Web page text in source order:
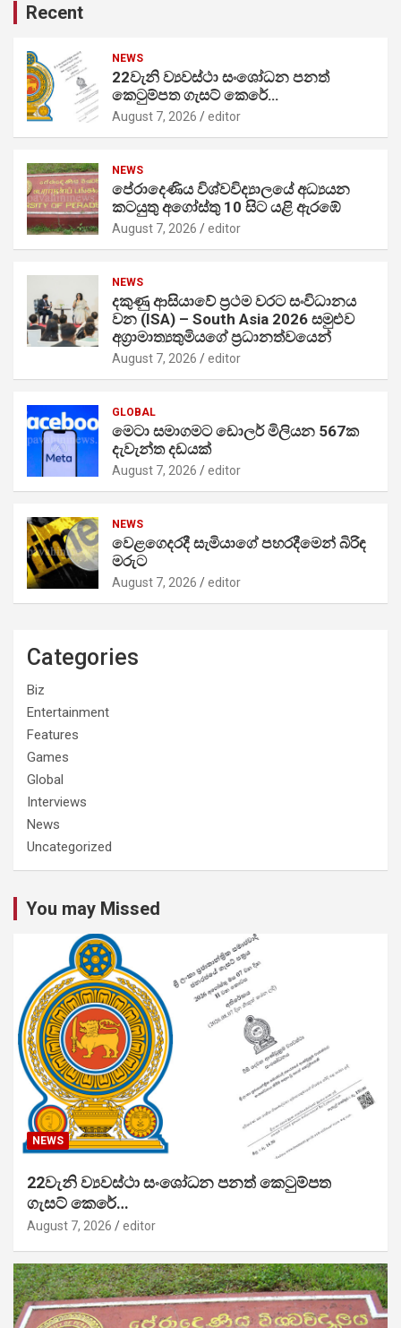
Recent
NEWS
22වැනි ව්‍යවස්ථා සංශෝධන පනත්
කෙටුම්පත ගැසට් කෙරේ…
August 7, 2026 editor
NEWS
පේරාදෙණිය විශ්වවිද්‍යාලයේ අධ්‍යයන
කටයුතු අගෝස්තු 10 සිට යළි ඇරඹේ
August 7, 2026 editor
NEWS
දකුණු ආසියාවේ ප්‍රථම වරට සංවිධානය
වන (ISA) – South Asia 2026 සමුළුව
අග්‍රාමාත්‍යතුමියගේ ප්‍රධානත්වයෙන්
August 7, 2026 editor
GLOBAL
මෙටා සමාගමට ඩොලර් මිලියන 567ක
දැවැන්ත දඩයක්
August 7, 2026 editor
NEWS
වෙළගෙදරදී සැමියාගේ පහරදීමෙන් බිරිඳ
මරුට
August 7, 2026 editor
Categories
Biz
Entertainment
Features
Games
Global
Interviews
News
Uncategorized
You may Missed
NEWS
22වැනි ව්‍යවස්ථා සංශෝධන පනත් කෙටුම්පත
ගැසට් කෙරේ…
August 7, 2026 editor